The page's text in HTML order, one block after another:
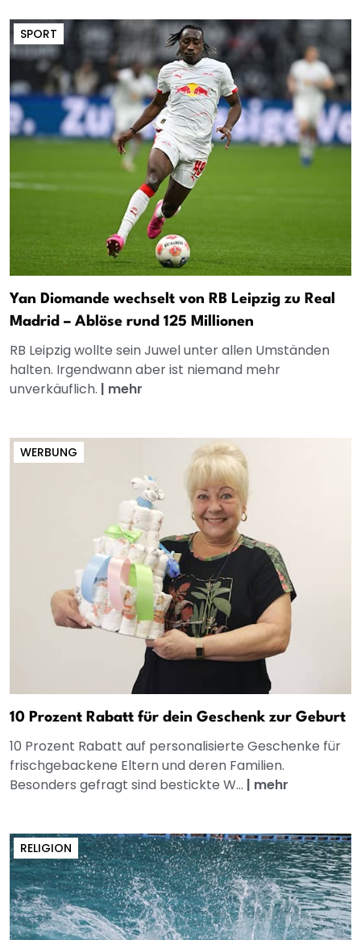
SPORT
Yan Diomande wechselt von RB Leipzig zu Real
Madrid – Ablöse rund 125 Millionen
RB Leipzig wollte sein Juwel unter allen Umständen
halten. Irgendwann aber ist niemand mehr
unverkäuflich. | mehr
WERBUNG
10 Prozent Rabatt für dein Geschenk zur Geburt
10 Prozent Rabatt auf personalisierte Geschenke für
frischgebackene Eltern und deren Familien.
Besonders gefragt sind bestickte W... | mehr
RELIGION